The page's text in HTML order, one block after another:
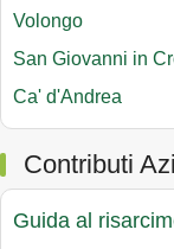
Volongo
San Giovanni in
Ca' d'Andrea
Contributi
Guida al